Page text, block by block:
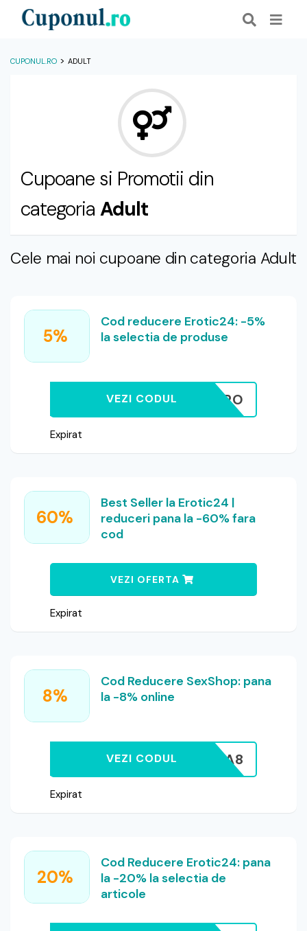
CUPONUL.RO > ADULT
Cupoane si Promotii din
categoria Adult
Cele mai noi cupoane din categoria Adult
5%
Cod reducere Erotic24: -5%
la selectia de produse
HJLL65ERO
VEZI CODUL
Expirat
60%
Best Seller la Erotic24 |
reduceri pana la -60% fara
cod
VEZI OFERTA
Expirat
8%
Cod Reducere SexShop: pana
la -8% online
ALINA8
VEZI CODUL
Expirat
20%
Cod Reducere Erotic24: pana
la -20% la selectia de
articole